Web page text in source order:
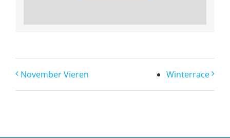
November Vieren Winterrace